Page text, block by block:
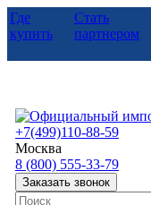
Где
купить
Стать
партнером
+7(499)110-88-59
Москва
8 (800) 555-33-79
Заказать звонок